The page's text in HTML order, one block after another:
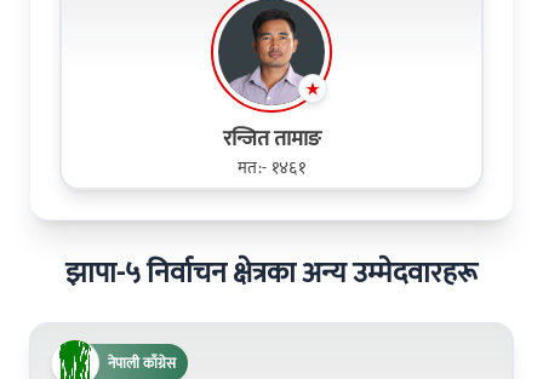
रन्जित तामाङ
मत:- १४६१
झापा-५ निर्वाचन क्षेत्रका अन्य उम्मेदवारहरू
नेपाली काँग्रेस